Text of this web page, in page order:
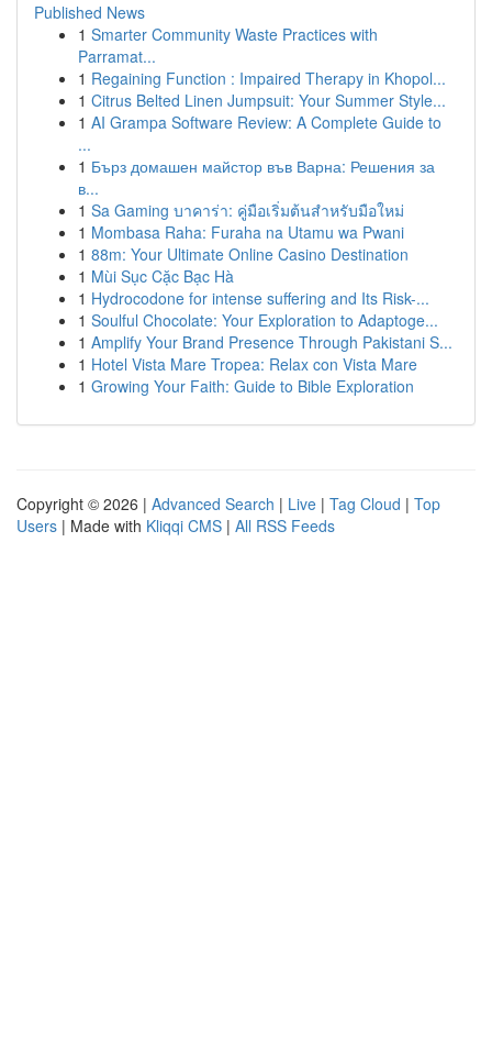
Published News
1 Smarter Community Waste Practices with
Parramat...
1 Regaining Function : Impaired Therapy in Khopol...
1 Citrus Belted Linen Jumpsuit: Your Summer Style...
1 AI Grampa Software Review: A Complete Guide to
...
1 Бърз домашен майстор във Варна: Решения за
в...
1 Sa Gaming บาคาร่า: คู่มือเริ่มต้นสำหรับมือใหม่
1 Mombasa Raha: Furaha na Utamu wa Pwani
1 88m: Your Ultimate Online Casino Destination
1 Mùi Sục Cặc Bạc Hà
1 Hydrocodone for intense suffering and Its Risk-...
1 Soulful Chocolate: Your Exploration to Adaptoge...
1 Amplify Your Brand Presence Through Pakistani S...
1 Hotel Vista Mare Tropea: Relax con Vista Mare
1 Growing Your Faith: Guide to Bible Exploration
Copyright © 2026 | Advanced Search | Live | Tag Cloud | Top
Users | Made with Kliqqi CMS | All RSS Feeds